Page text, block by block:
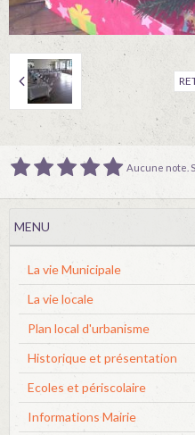
Aucune note.
MENU
La vie Municipale
La vie locale
Plan local d'urbanisme
Historique et présentation
Ecoles et périscolaire
Informations Mairie